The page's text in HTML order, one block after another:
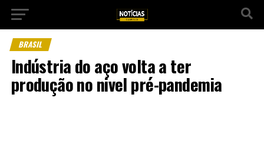
BRASIL
Indústria do aço volta a ter
produção no nivel pré-pandemia